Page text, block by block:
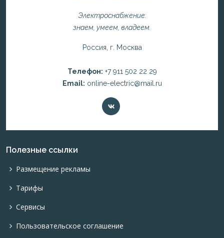
Электроснабжение:
знаем, умеем, владеем.
Россия, г. Москва
Телефон: +7 911 502 22 29
Email: online-electric@mail.ru
Полезные ссылки
Размещение рекламы
Тарифы
Сервисы
Пользовательское соглашение